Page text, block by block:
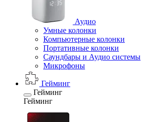
Аудио
Умные колонки
Компьютерные колонки
Портативные колонки
Саундбары и Аудио системы
Микрофоны
Гейминг
Гейминг
Гейминг